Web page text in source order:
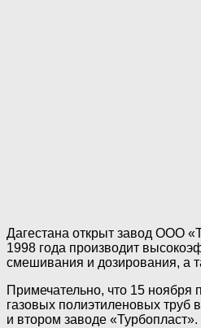
Дагестана открыт завод ООО
1998 года производит
смешивания и дозирования, а
Примечательно, что 15 ноября
газовых полиэтиленовых труб в
и втором заводе «Турбопласт».